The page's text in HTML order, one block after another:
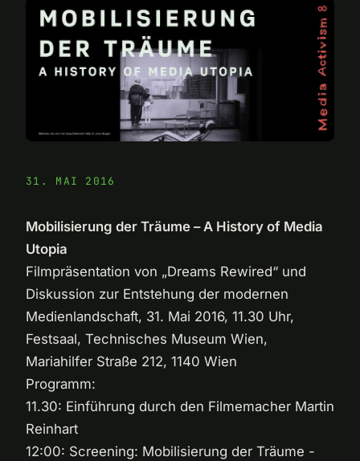
31. MAI 2016
Mobilisierung der Träume – A History of Media
Utopia
Filmpräsentation von „Dreams Rewired“ und
Diskussion zur Entstehung der modernen
Medienlandschaft, 31. Mai 2016, 11.30 Uhr,
Festsaal, Technisches Museum Wien,
Mariahilfer Straße 212, 1140 Wien
Programm:
11.30: Einführung durch den Filmemacher Martin
Reinhart
12:00: Screening: Mobilisierung der Träume -